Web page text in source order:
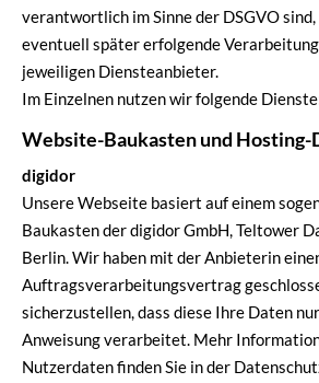
verantwortlich im Sinne der DSGVO
eventuell später erfolgende
jeweiligen Diensteanbieter.
Im Einzelnen nutzen wir folgende
Website-Baukasten und
digidor
Unsere Webseite basiert auf einem
Baukasten der digidor GmbH, Teltower
Berlin. Wir haben mit der Anbieterin
Auftragsverarbeitungsvertrag
sicherzustellen, dass diese Ihre Daten
Anweisung verarbeitet. Mehr
Nutzerdaten finden Sie in der